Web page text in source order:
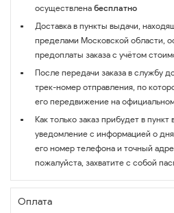
осуществлена бесплатно
Доставка в пункты выдачи,
пределами Московской области,
предоплаты заказа с учётом
После передачи заказа в службу
трек-номер отправления, по
его передвижение на
Как только заказ прибудет в
уведомление с информацией о
его номер телефона и точный
пожалуйста, захватите с собой
Оплата